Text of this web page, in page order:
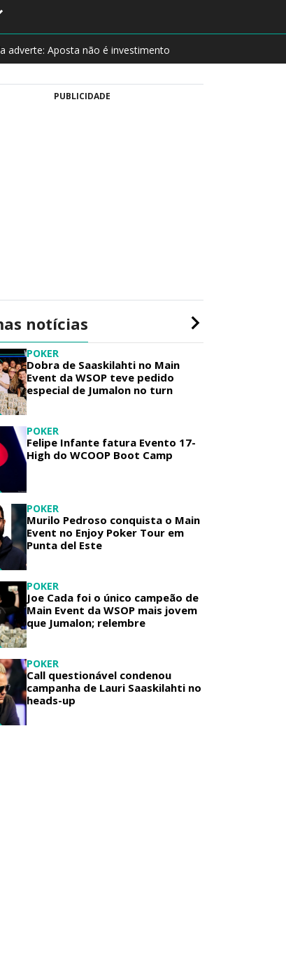
adverte: Aposta não é investimento
PUBLICIDADE
notícias
POKER
Dobra de Saaskilahti no Main
Event da WSOP teve pedido
especial de Jumalon no turn
POKER
Felipe Infante fatura Evento 17-
High do WCOOP Boot Camp
POKER
Murilo Pedroso conquista o Main
Event no Enjoy Poker Tour em
Punta del Este
POKER
Joe Cada foi o único campeão de
Main Event da WSOP mais jovem
que Jumalon; relembre
POKER
Call questionável condenou
campanha de Lauri Saaskilahti no
heads-up